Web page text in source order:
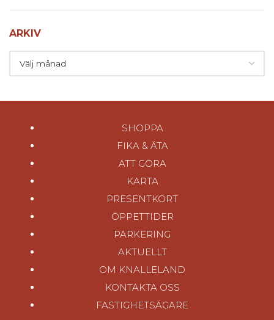
ARKIV
SHOPPA
FIKA & ÄTA
ATT GÖRA
KARTA
PRESENTKORT
ÖPPETTIDER
PARKERING
AKTUELLT
OM KNALLELAND
KONTAKTA OSS
FASTIGHETSÄGARE